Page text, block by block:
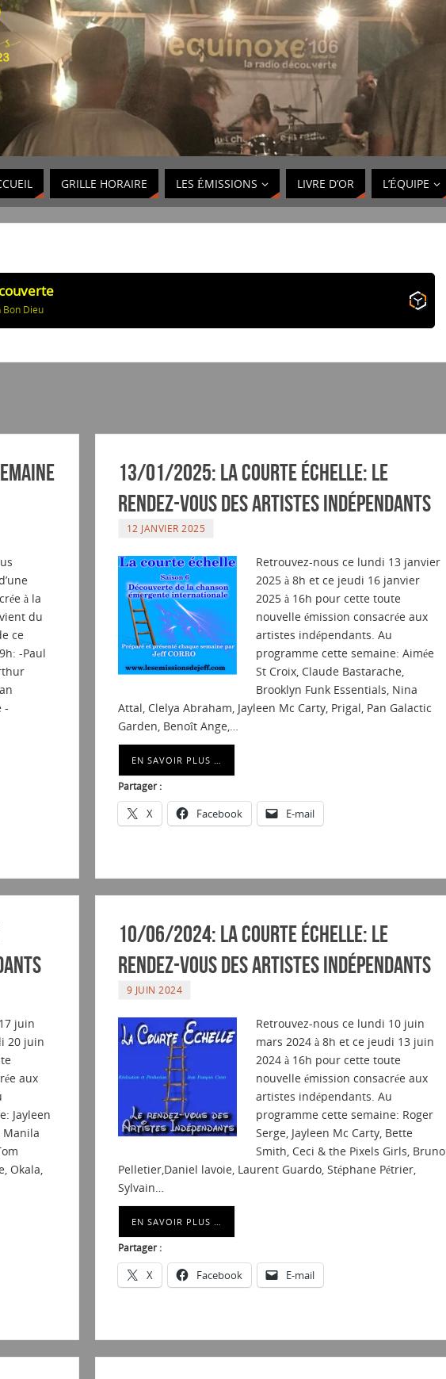
GRILLE HORAIRE LES ÉMISSIONS LIVRE D’OR L’ÉQUIPE
Bon Dieu
à la
du
ce
-Paul
-
13/01/2025: La courte échelle: Le
rendez-vous des artistes indépendants
12 JANVIER 2025
Retrouvez-nous ce lundi 13 janvier
2025 à 8h et ce jeudi 16 janvier
2025 à 16h pour cette toute
nouvelle émission consacrée aux
artistes indépendants. Au
programme cette semaine: Aimée
St Croix, Claude Bastarache,
Brooklyn Funk Essentials, Nina
Attal, Clelya Abraham, Jayleen Mc Carty, Prigal, Pan Galactic
Garden, Benoît Ange,…
EN SAVOIR PLUS …
Partager :
X Facebook E-mail
juin
20 juin
aux
Jayleen
Manila
Okala,
10/06/2024: La courte échelle: Le
rendez-vous des artistes indépendants
9 JUIN 2024
Retrouvez-nous ce lundi 10 juin
mars 2024 à 8h et ce jeudi 13 juin
2024 à 16h pour cette toute
nouvelle émission consacrée aux
artistes indépendants. Au
programme cette semaine: Roger
Serge, Jayleen Mc Carty, Bette
Smith, Ceci & the Pixels Girls, Bruno
Pelletier,Daniel lavoie, Laurent Guardo, Stéphane Pétrier,
Sylvain…
EN SAVOIR PLUS …
Partager :
X Facebook E-mail